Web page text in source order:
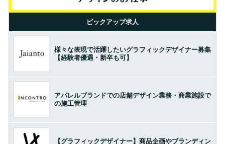
ピックアップ求人
様々な表現で活躍したいグラフィックデザイナー募集
【経験者優遇・新卒も可】
アパレルブランドでの店舗デザイン業務・商業施設で
の施工管理
【グラフィックデザイナー】商品企画やブランディン